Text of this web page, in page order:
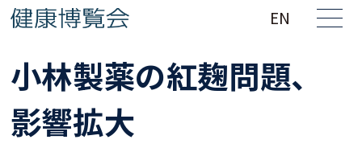
EN
小林製薬の紅麹問題、
影響拡大